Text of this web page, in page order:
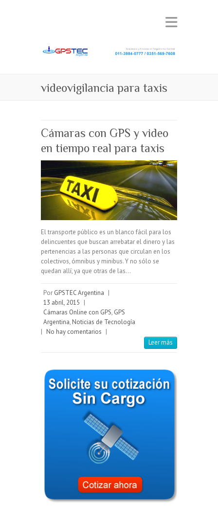
videovigilancia para taxis
Cámaras con GPS y video
en tiempo real para taxis
El transporte público es un blanco fácil para los
delincuentes que buscan arrebatar el dinero y las
pertenencias a las personas que circulan en los
colectivos, ómnibus y minibus. Y no sólo se
quedan allí, ya que otras de las…
Por GPSTEC Argentina |
13 abril, 2015 |
Cámaras Online con GPS, GPS
Argentina, Noticias de Tecnología
| No hay comentarios |
Leer más